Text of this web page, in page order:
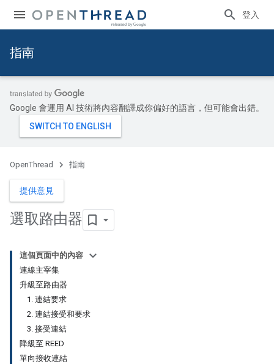
登入
指南
Google 會運用 AI 技術將內容翻譯成你偏好的語言，但可能會出錯。
OpenThread 指南
提供意見
選取路由器
這個頁面中的內容
連線主宰集
升級至路由器
1. 連結要求
2. 連結接受和要求
3. 接受連結
降級至 REED
單向接收連結